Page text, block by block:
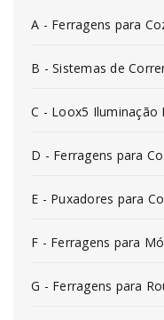
A - Ferragens para
B - Sistemas de
C - Loox5 Iluminação
D - Ferragens para
E - Puxadores para
F - Ferragens para
G - Ferragens para